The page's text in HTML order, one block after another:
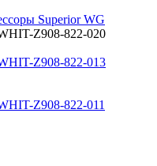
Superior WG
Z908-822-020
Z908-822-013
Z908-822-011